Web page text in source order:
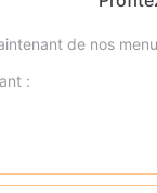
dwich
tomate, crème
de nos
: